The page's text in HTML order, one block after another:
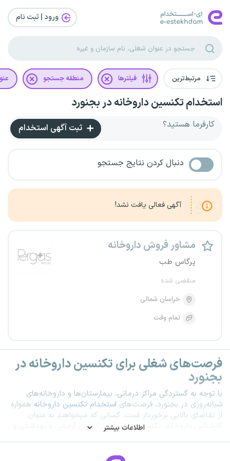
ورود | ثبت‌ نام
مرتبط‌ترین فیلترها منطقه جستجو
استخدام تکنسین داروخانه در بجنورد
کارفرما هستید؟ ثبت آگهی استخدام
دنبال کردن نتایج جستجو
آگهی فعالی یافت نشد!
مشاور فروش داروخانه
پرگاس طب
منقضی شده
خراسان شمالی
تمام وقت
اطلاعات بیشتر
فرصت‌های شغلی برای تکنسین داروخانه در
بجنورد
با توجه به گستردگی مراکز درمانی، بیمارستان‌ها و داروخانه‌های
شبانه‌روزی در بجنورد، فرصت‌های استخدام تکنسین داروخانه همواره
از تقاضای بالایی برخوردار است. کسانی که میخواهند به عنوان
کارشناس داروخانه، تکنسین داروخانه، تکنسین آرایشی و بهداشتی و